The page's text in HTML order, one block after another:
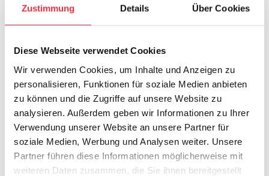
Zustimmung Details Über Cookies
Diese Webseite verwendet Cookies
Wir verwenden Cookies, um Inhalte und Anzeigen zu
personalisieren, Funktionen für soziale Medien anbieten
zu können und die Zugriffe auf unsere Website zu
analysieren. Außerdem geben wir Informationen zu Ihrer
Verwendung unserer Website an unsere Partner für
soziale Medien, Werbung und Analysen weiter. Unsere
Partner führen diese Informationen möglicherweise mit
weiteren Daten zusammen, die Sie ihnen bereitgestellt
Münster
Verpleeghuizen, woonzorgcentra en
revalidatieklinieken
Scholen, universiteiten en
kinderdagverblijven
Bedrijven met BHV-plicht en grote